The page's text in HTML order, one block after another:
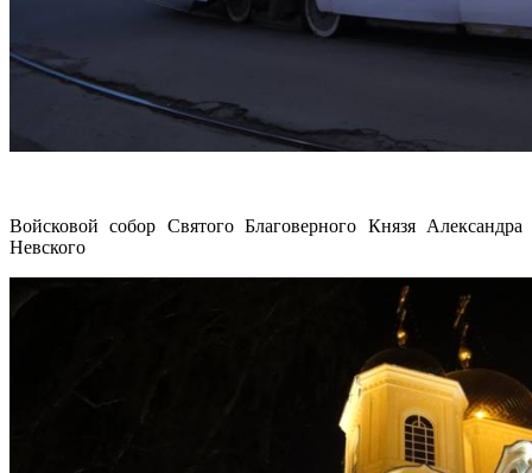
Войсковой собор Святого Благоверного Князя Александра
Невского